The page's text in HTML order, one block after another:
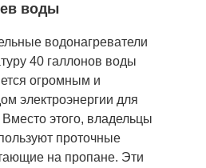
воды
водонагреватели
40 галлонов воды
огромным и
электроэнергии для
этого, владельцы
проточные
на пропане. Эти